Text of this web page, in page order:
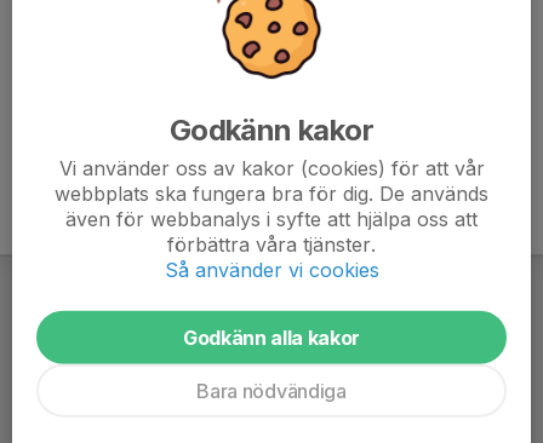
Godkänn kakor
Vi använder oss av kakor (cookies) för att vår
webbplats ska fungera bra för dig. De används
även för webbanalys i syfte att hjälpa oss att
förbättra våra tjänster.
Så använder vi cookies
Godkänn alla kakor
Bara nödvändiga